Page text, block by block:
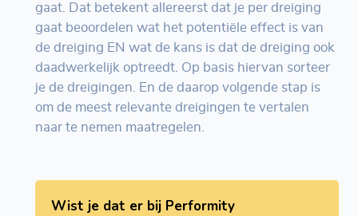
gaat. Dat betekent allereerst dat je per dreiging
gaat beoordelen wat het potentiële effect is van
de dreiging EN wat de kans is dat de dreiging ook
daadwerkelijk optreedt. Op basis hiervan sorteer
je de dreigingen. En de daarop volgende stap is
om de meest relevante dreigingen te vertalen
naar te nemen maatregelen.
Wist je dat er bij Performity